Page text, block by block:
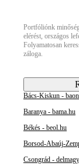
Portfóliónk
elérést, országos
Folyamatosan
záloga.
Bács-Kiskun -
Baranya - bama.hu
Békés - beol.hu
Borsod-Abaúj-
Csongrád -